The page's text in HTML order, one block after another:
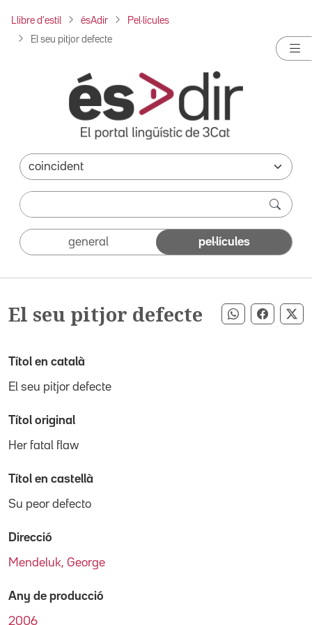
Llibre d'estil ésAdir Pel·lícules
El seu pitjor defecte
general pel·lícules
El seu pitjor defecte Compartir
Títol en català
El seu pitjor defecte
Títol original
Her fatal flaw
Títol en castellà
Su peor defecto
Direcció
Mendeluk, George
Any de producció
2006